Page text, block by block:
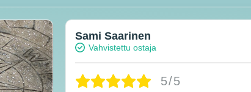
Sami Saarinen
Vahvistettu ostaja
5/5